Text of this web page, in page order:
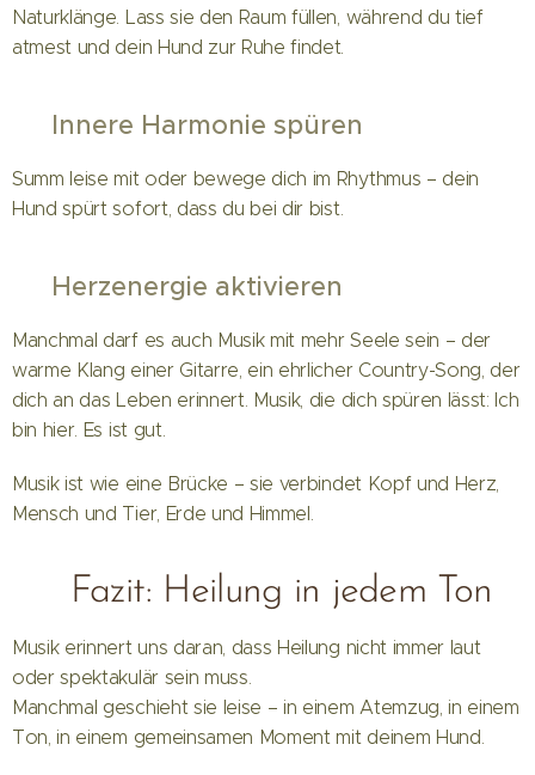
Naturklänge. Lass sie den Raum füllen, während du tief
atmest und dein Hund zur Ruhe findet.
Innere Harmonie spüren
Summ leise mit oder bewege dich im Rhythmus – dein
Hund spürt sofort, dass du bei dir bist.
Herzenergie aktivieren
Manchmal darf es auch Musik mit mehr Seele sein – der
warme Klang einer Gitarre, ein ehrlicher Country-Song, der
dich an das Leben erinnert. Musik, die dich spüren lässt: Ich
bin hier. Es ist gut.
Musik ist wie eine Brücke – sie verbindet Kopf und Herz,
Mensch und Tier, Erde und Himmel.
🌸 Fazit: Heilung in jedem Ton
Musik erinnert uns daran, dass Heilung nicht immer laut
oder spektakulär sein muss.
Manchmal geschieht sie leise – in einem Atemzug, in einem
Ton, in einem gemeinsamen Moment mit deinem Hund.